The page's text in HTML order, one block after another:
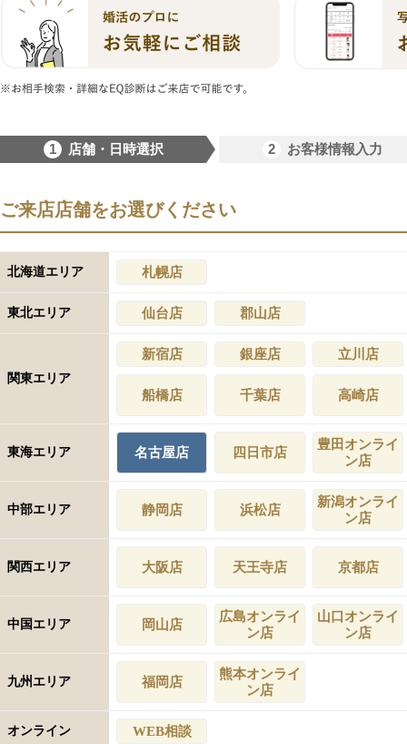
1 店舗・日時選択 2 お客様情報入力
ご来店店舗をお選びください
北海道エリア 札幌店
東北エリア 仙台店 郡山店
関東エリア
新宿店 銀座店 立川店
船橋店 千葉店 高崎店
東海エリア 名古屋店 四日市店
豊田オンライ
ン店
中部エリア 静岡店 浜松店
新潟オンライ
ン店
関西エリア 大阪店 天王寺店 京都店
中国エリア 岡山店
広島オンライ
ン店
山口オンライ
ン店
九州エリア 福岡店
熊本オンライ
ン店
オンライン WEB相談